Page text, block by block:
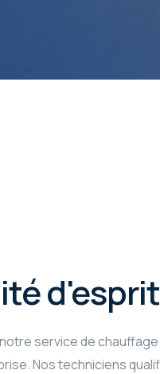
service de
Nos techniciens